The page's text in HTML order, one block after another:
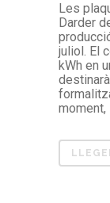
Les
Darder
juliol. El
kWh en
moment,